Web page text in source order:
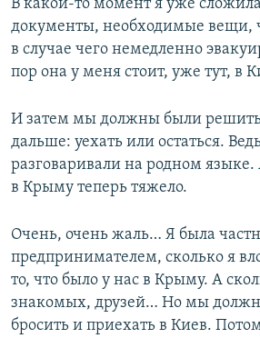
В какой-то момент я уже
документы, необходимые вещи,
в случае чего немедленно
пор она у меня стоит, уже тут, в
И затем мы должны были
дальше: уехать или остаться.
разговаривали на родном
в Крыму теперь тяжело.
Очень, очень жаль… Я была
предпринимателем, сколько я
то, что было у нас в Крыму. А
знакомых, друзей… Но мы
бросить и приехать в Киев.